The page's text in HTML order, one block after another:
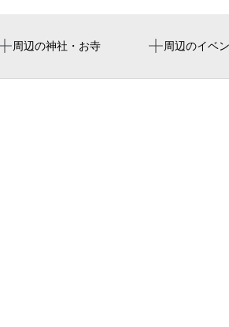
周辺の神社・お寺 周辺のイベ
新神戸グラウン
船田運動広場